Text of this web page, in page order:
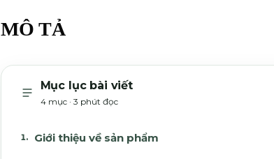
MÔ TẢ
Mục lục bài viết
4 mục · 3 phút đọc
Giới thiệu về sản phẩm